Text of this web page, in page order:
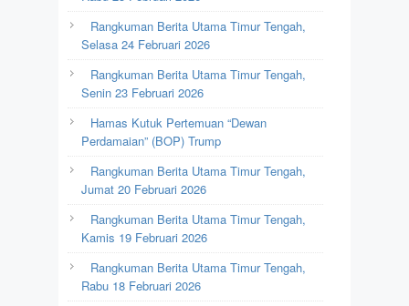
Rangkuman Berita Utama Timur Tengah,
Selasa 24 Februari 2026
Rangkuman Berita Utama Timur Tengah,
Senin 23 Februari 2026
Hamas Kutuk Pertemuan “Dewan
Perdamaian” (BOP) Trump
Rangkuman Berita Utama Timur Tengah,
Jumat 20 Februari 2026
Rangkuman Berita Utama Timur Tengah,
Kamis 19 Februari 2026
Rangkuman Berita Utama Timur Tengah,
Rabu 18 Februari 2026